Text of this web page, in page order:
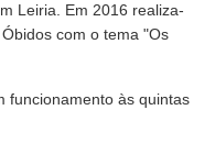
Leiria. Em 2016 realiza-
com o tema "Os
funcionamento às quintas